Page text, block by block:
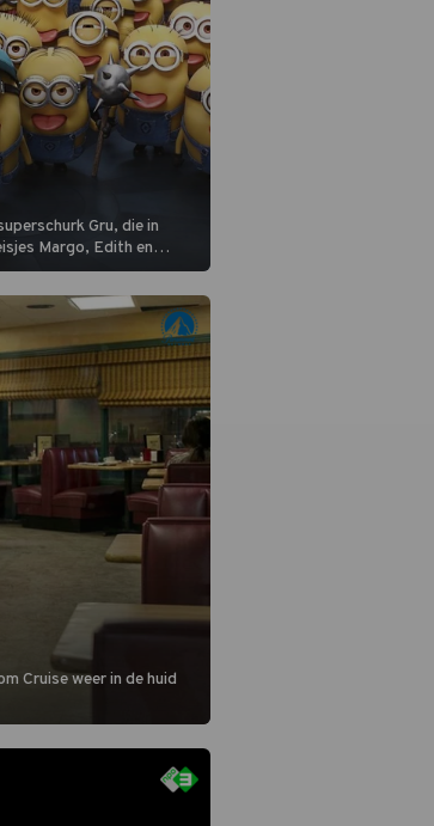
Gru, die in
Margo, Edith en
pad maakte, ook op
Cruise weer in de huid